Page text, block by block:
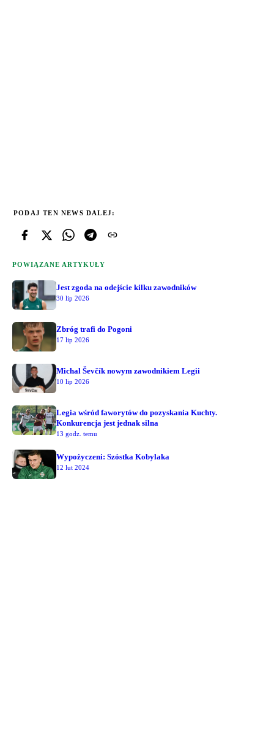
PODAJ TEN NEWS DALEJ:
POWIĄZANE ARTYKUŁY
Jest zgoda na odejście kilku zawodników
30 lip 2026
Zbróg trafi do Pogoni
17 lip 2026
Michal Ševčík nowym zawodnikiem Legii
10 lip 2026
Legia wśród faworytów do pozyskania Kuchty.
Konkurencja jest jednak silna
13 godz. temu
Wypożyczeni: Szóstka Kobylaka
12 lut 2024